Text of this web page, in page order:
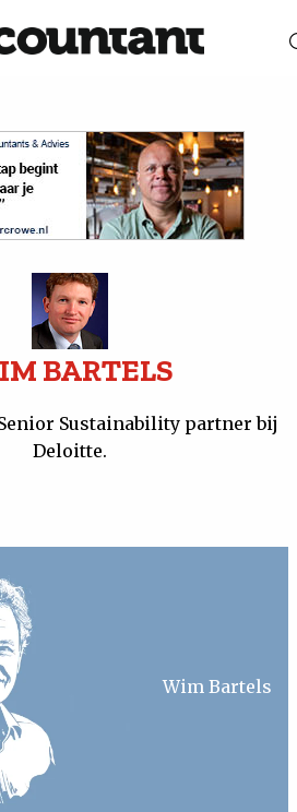
BARTELS
Sustainability partner bij
Deloitte.
Wim Bartels